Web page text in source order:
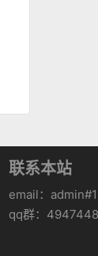
联系本站
email：
qq群：